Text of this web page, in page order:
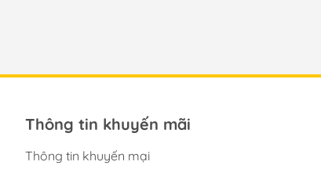
Thông tin khuyến mãi
Thông tin khuyến mại